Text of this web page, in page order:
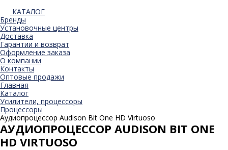
КАТАЛОГ
Бренды
Установочные центры
Доставка
Гарантии и возврат
Оформление заказа
О компании
Контакты
Оптовые продажи
Главная
Каталог
Усилители, процессоры
Процессоры
Аудиопроцессор Audison Bit One HD Virtuoso
АУДИОПРОЦЕССОР AUDISON BIT ONE
HD VIRTUOSO